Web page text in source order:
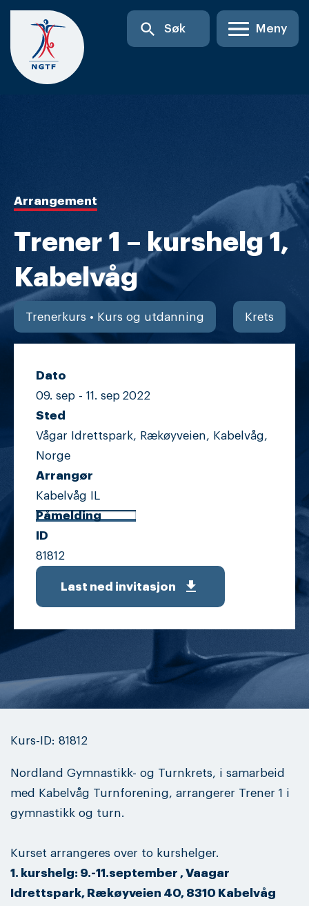
Skip
content
search Søk Meny
Arrangement
Trener 1 – kurshelg 1,
Kabelvåg
Trenerkurs • Kurs og utdanning Krets
Dato
09. sep - 11. sep 2022
Sted
Vågar Idrettspark, Rækøyveien, Kabelvåg,
Norge
Arrangør
Kabelvåg IL
Påmelding
ID
81812
Last ned invitasjon get_app
Kurs-ID: 81812
Nordland Gymnastikk- og Turnkrets, i samarbeid
med Kabelvåg Turnforening, arrangerer Trener 1 i
gymnastikk og turn.
Kurset arrangeres over to kurshelger.
1. kurshelg: 9.-11.september , Vaagar
Idrettspark, Rækøyveien 40, 8310 Kabelvåg